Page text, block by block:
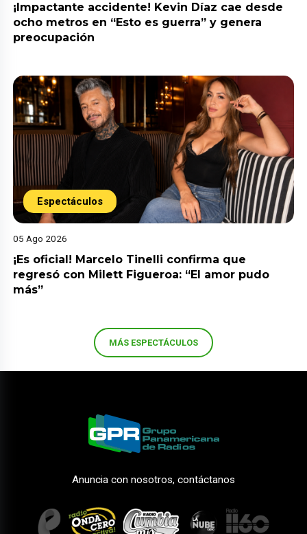
¡Impactante accidente! Kevin Díaz cae desde
ocho metros en “Esto es guerra” y genera
preocupación
Espectáculos
05 Ago 2026
¡Es oficial! Marcelo Tinelli confirma que
regresó con Milett Figueroa: “El amor pudo
más”
MÁS ESPECTÁCULOS
Anuncia con nosotros, contáctanos